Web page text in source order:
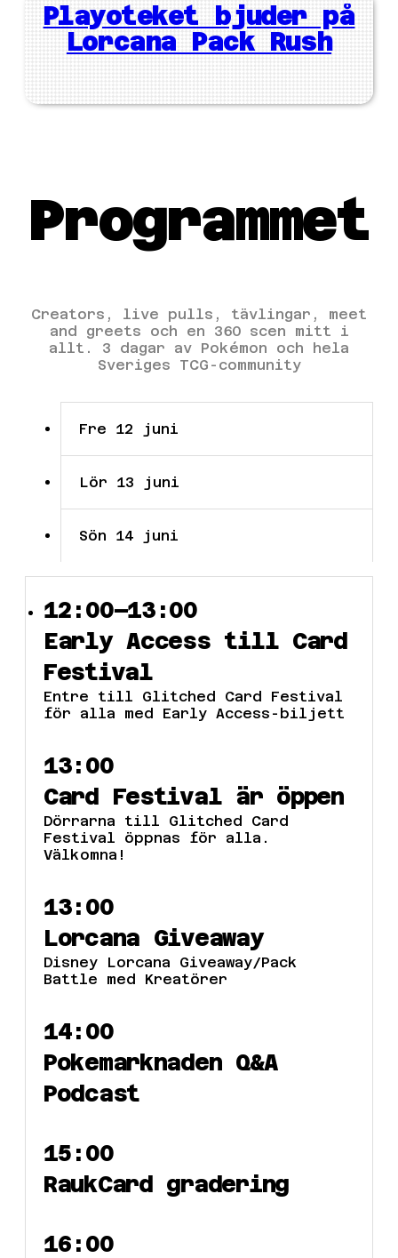
Playoteket bjuder på
Lorcana Pack Rush
Programmet
Creators, live pulls, tävlingar, meet
and greets och en 360 scen mitt i
allt. 3 dagar av Pokémon och hela
Sveriges TCG-community
Fre 12 juni
Lör 13 juni
Sön 14 juni
12:00–13:00
Early Access till Card
Festival
Entre till Glitched Card Festival
för alla med Early Access-biljett
13:00
Card Festival är öppen
Dörrarna till Glitched Card
Festival öppnas för alla.
Välkomna!
13:00
Lorcana Giveaway
Disney Lorcana Giveaway/Pack
Battle med Kreatörer
14:00
Pokemarknaden Q&A
Podcast
15:00
RaukCard gradering
16:00